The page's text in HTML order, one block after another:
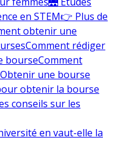
en STEM👉 Plus de
obtenir une
Comment rédiger
bourseComment
Obtenir une bourse
obtenir la bourse
conseils sur les
en vaut-elle la